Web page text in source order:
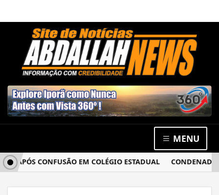
MENU
CONFUSÃO EM COLÉGIO ESTADUAL CONDENADO